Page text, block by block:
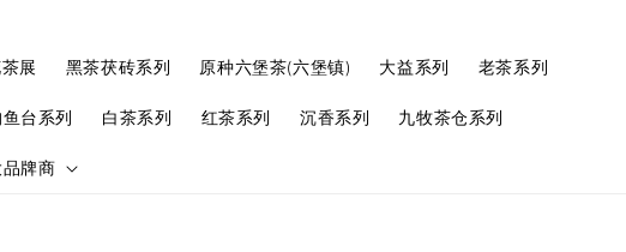
展 黑茶茯砖系列 原种六堡茶(六堡镇) 大益系列 老茶系列
台系列 白茶系列 红茶系列 沉香系列 九牧茶仓系列
牌商